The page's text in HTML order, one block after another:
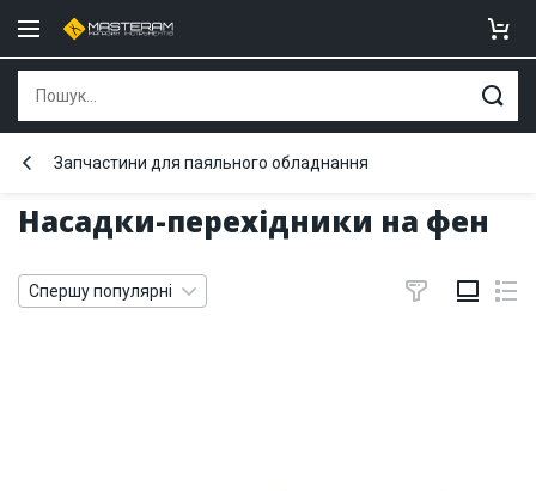
Насадки-перехідники на фен
Запчастини для паяльного обладнання
Спершу популярні